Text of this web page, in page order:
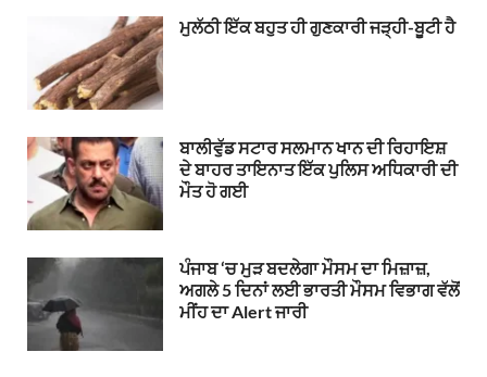
ਮੁਲੱਠੀ ਇੱਕ ਬਹੁਤ ਹੀ ਗੁਣਕਾਰੀ ਜੜ੍ਹੀ-ਬੂਟੀ ਹੈ
ਬਾਲੀਵੁੱਡ ਸਟਾਰ ਸਲਮਾਨ ਖਾਨ ਦੀ ਰਿਹਾਇਸ਼
ਦੇ ਬਾਹਰ ਤਾਇਨਾਤ ਇੱਕ ਪੁਲਿਸ ਅਧਿਕਾਰੀ ਦੀ
ਮੌਤ ਹੋ ਗਈ
ਪੰਜਾਬ ‘ਚ ਮੁੜ ਬਦਲੇਗਾ ਮੌਸਮ ਦਾ ਮਿਜ਼ਾਜ਼,
ਅਗਲੇ 5 ਦਿਨਾਂ ਲਈ ਭਾਰਤੀ ਮੌਸਮ ਵਿਭਾਗ ਵੱਲੋਂ
ਮੀਂਹ ਦਾ Alert ਜਾਰੀ